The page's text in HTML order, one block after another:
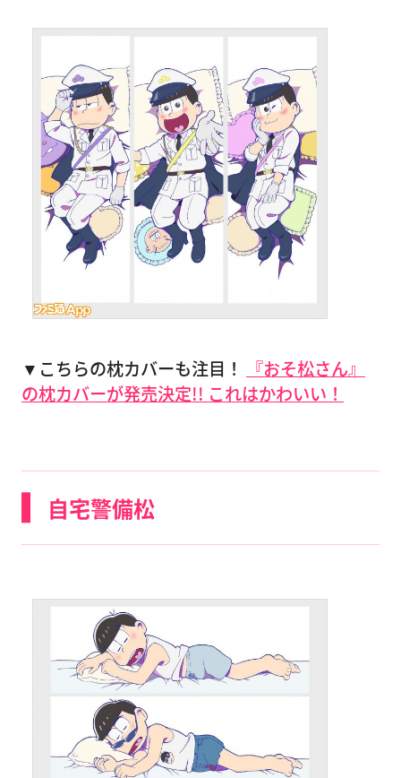
▼こちらの枕カバーも注目！
『おそ松さん』
の枕カバーが発売決定!! これはかわいい！
自宅警備松